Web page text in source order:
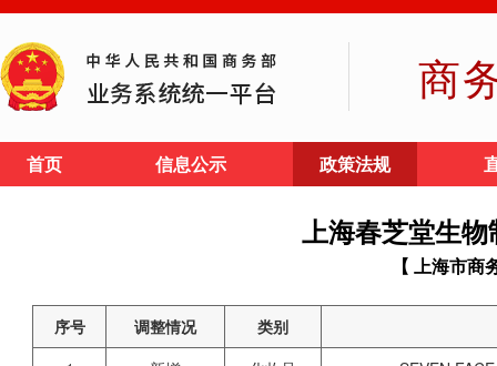
商
首页 信息公示 政策法规
上海春芝堂生
【 上海市商
序号 调整情况
类别